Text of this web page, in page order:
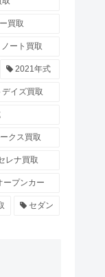
買取
ノート買取
2021年式
デイズ買取
クス買取
レナ買取
ープンカー
セダン